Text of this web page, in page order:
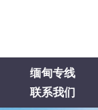
缅甸专线
联系我们